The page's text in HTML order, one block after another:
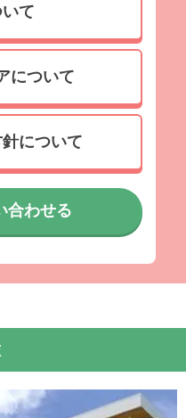
て
について
について
合わせる